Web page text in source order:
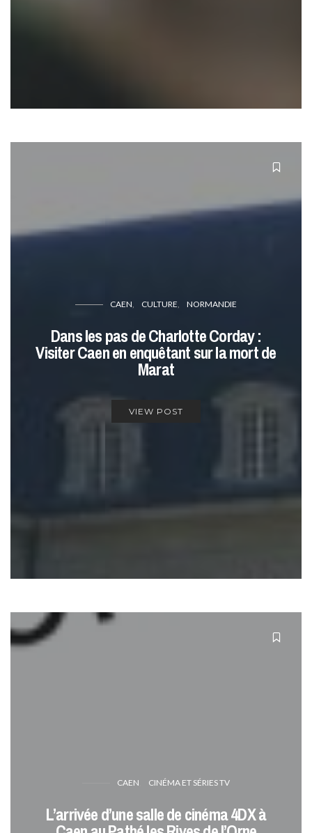
CAEN CULTURE NORMANDIE
Dans les pas de Charlotte Corday :
Visiter Caen en enquêtant sur la mort de
Marat
VIEW POST
CAEN CINÉMA ET SÉRIES TV
L’arrivée d’une salle de cinéma 4DX à